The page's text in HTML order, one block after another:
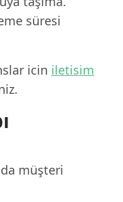
süresi
icin iletisim
müşteri